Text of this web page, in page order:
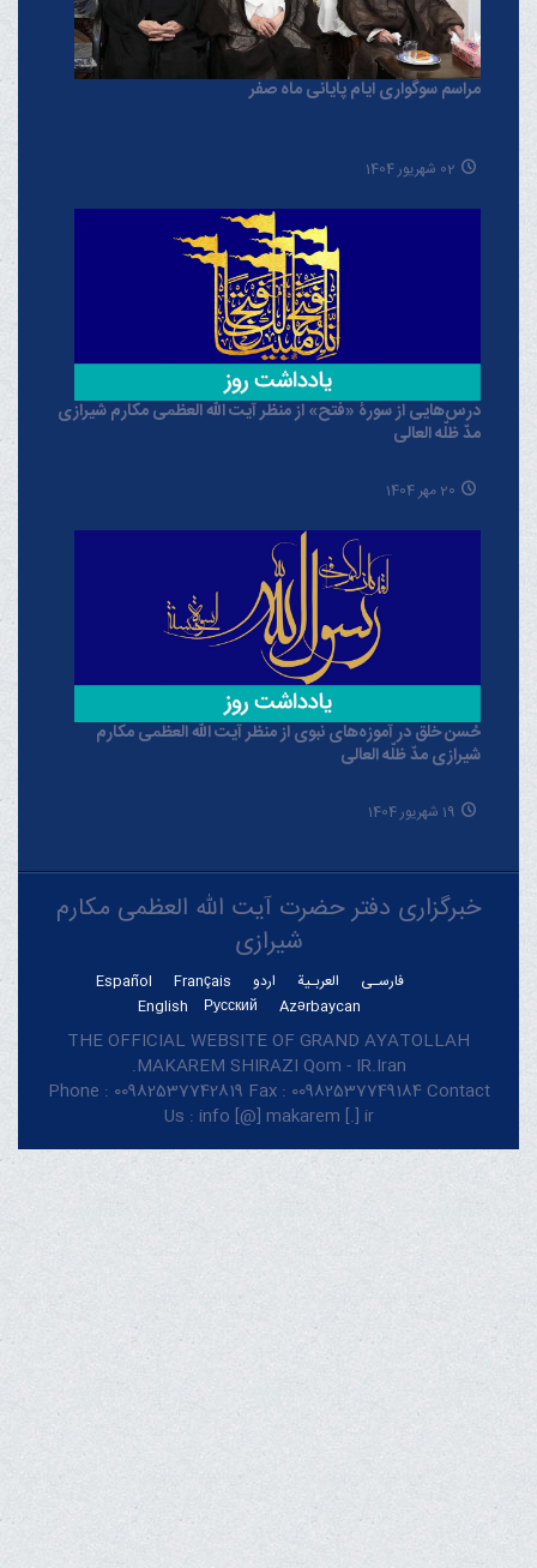
مراسم سوگواری ایام پایانی ماه صفر
02 شهریور 1404
درس‌هایی از سورۀ «فتح» از منظر آیت الله العظمی مکارم شیرازی
مدّ ظلّه العالی
20 مهر 1404
حُسن خلق در آموزه‌های نبوی از منظر آیت الله العظمی مکارم
شیرازی مدّ ظلّه العالی
19 شهریور 1404
خبرگزاری دفتر حضرت آیت الله العظمی مکارم
شیرازی
فارسـی العربـیة اردو Français
Español
Azərbaycan
Русский
English
THE OFFICIAL WEBSITE OF GRAND AYATOLLAH
MAKAREM SHIRAZI Qom - IR.Iran.
Phone : 00982537742819 Fax : 00982537749184 Contact
Us : info [@] makarem [.] ir